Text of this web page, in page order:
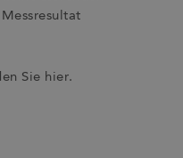
Sie hier.